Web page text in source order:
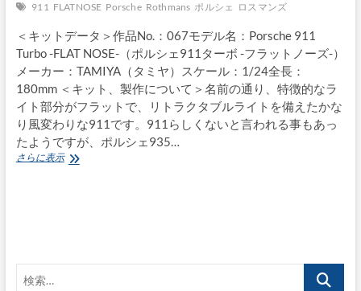
911 FLATNOSE Porsche Rothmans ポルシェ ロスマンズ
＜キットデータ＞作品No.：067モデル名：Porsche 911
Turbo -FLAT NOSE-（ポルシェ911ターボ -フラットノーズ-）
メーカー：TAMIYA（タミヤ）スケール：1/24全長：
180mm ＜キット、製作について＞名前の通り、特徴的なラ
イト部分がフラットで、リトラクタブルライトを備えたかな
り風変わりな911です。911らしくないと言われる事もあっ
たようですが、ポルシェ935…
さらに表示Porsche